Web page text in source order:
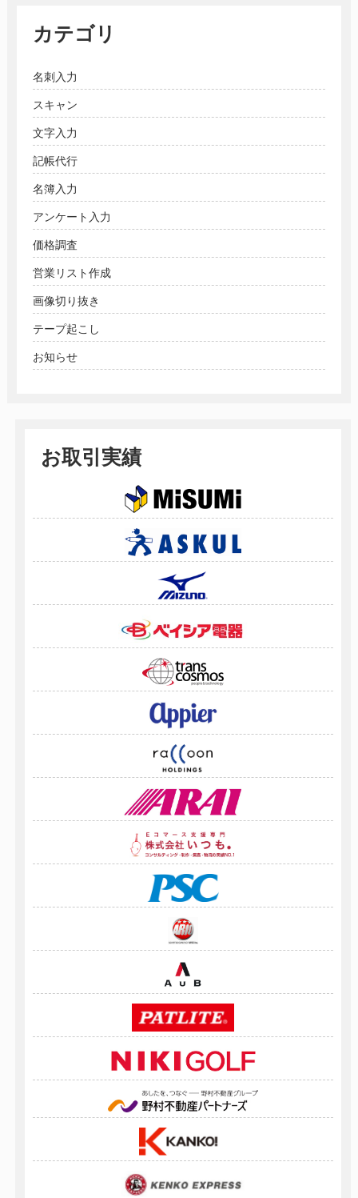
カテゴリ
名刺入力
スキャン
文字入力
記帳代行
名簿入力
アンケート入力
価格調査
営業リスト作成
画像切り抜き
テープ起こし
お知らせ
お取引実績